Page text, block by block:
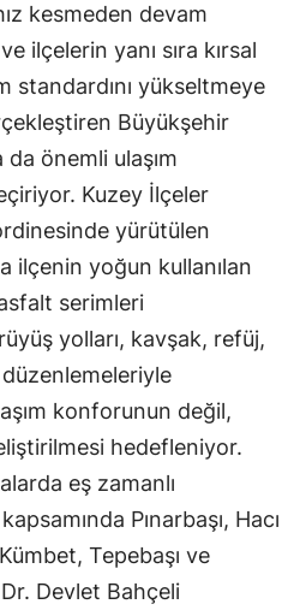
kesmeden devam
ilçelerin yanı sıra kırsal
standardını yükseltmeye
Büyükşehir
da önemli ulaşım
Kuzey İlçeler
yürütülen
ilçenin yoğun kullanılan
serimleri
yolları, kavşak, refüj,
konforunun değil,
hedefleniyor.
eş zamanlı
Pınarbaşı, Hacı
Tepebaşı ve
Devlet Bahçeli